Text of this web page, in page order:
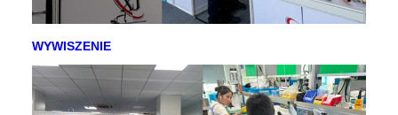
WYWISZENIE